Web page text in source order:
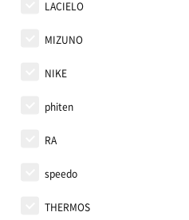
LACIELO
MIZUNO
NIKE
phiten
RA
speedo
THERMOS